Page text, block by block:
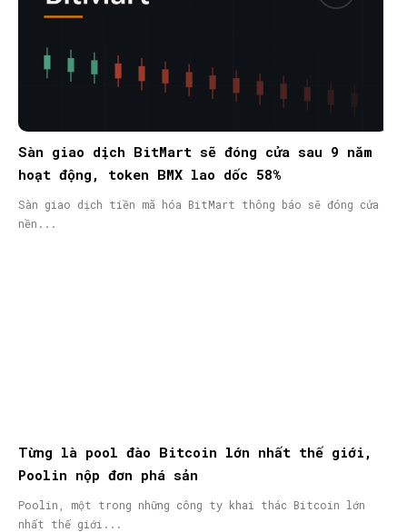
Sàn giao dịch BitMart sẽ đóng cửa sau 9 năm
hoạt động, token BMX lao dốc 58%
Sàn giao dịch tiền mã hóa BitMart thông báo sẽ đóng cửa
nền...
Từng là pool đào Bitcoin lớn nhất thế giới,
Poolin nộp đơn phá sản
Poolin, một trong những công ty khai thác Bitcoin lớn
nhất thế giới...